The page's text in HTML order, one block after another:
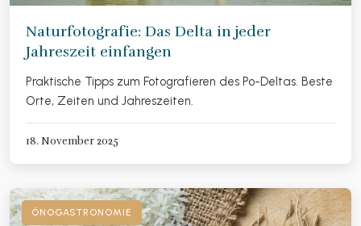
Naturfotografie: Das Delta in jeder
Jahreszeit einfangen
Praktische Tipps zum Fotografieren des Po-Deltas. Beste
Orte, Zeiten und Jahreszeiten.
18. November 2025
ÖNOGASTRONOMIE